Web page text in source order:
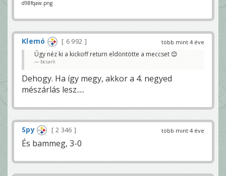
d98fqaw.png
több mint 4 éve
Klemó
6 992
Úgy néz ki a kickoff return eldöntötte a meccset 😊
bcsarli
Dehogy. Ha így megy, akkor a 4. negyed
mészárlás lesz.....
több mint 4 éve
Spy 2 346
És bammeg, 3-0